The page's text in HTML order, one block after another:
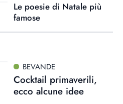
Le poesie di Natale più
famose
BEVANDE
Cocktail primaverili,
ecco alcune idee